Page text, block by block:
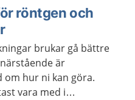
röntgen och
brukar gå bättre
är
hur ni kan göra.
vara med i